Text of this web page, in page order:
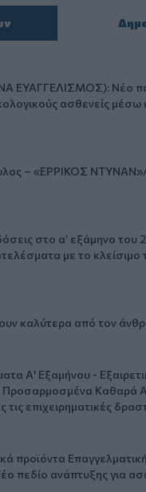
ΕΥΑΓΓΕΛΙΣΜΟΣ): Νέο
ασθενείς μέσω
– «ΕΡΡΙΚΟΣ
στο α’ εξάμηνο
με το κλείσιμο
καλύτερα από τον
Α' Εξαμήνου -
Προσαρμοσμένα Καθαρά
επιχειρηματικές
προϊόντα
πεδίο ανάπτυξης για